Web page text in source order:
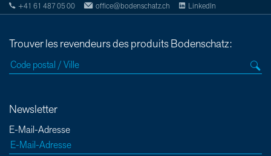
+41 61 487 05 00
office@bodenschatz.ch LinkedIn
Trouver les revendeurs des produits Bodenschatz:
Newsletter
E-Mail-Adresse